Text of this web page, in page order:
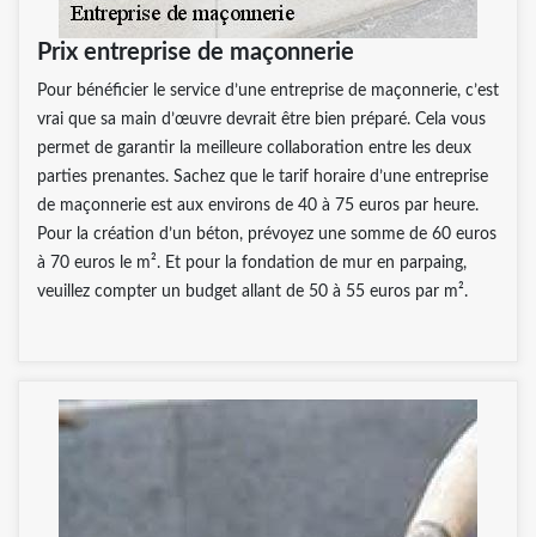
Prix entreprise de maçonnerie
Pour bénéficier le service d’une entreprise de maçonnerie, c’est
vrai que sa main d’œuvre devrait être bien préparé. Cela vous
permet de garantir la meilleure collaboration entre les deux
parties prenantes. Sachez que le tarif horaire d’une entreprise
de maçonnerie est aux environs de 40 à 75 euros par heure.
Pour la création d’un béton, prévoyez une somme de 60 euros
à 70 euros le m². Et pour la fondation de mur en parpaing,
veuillez compter un budget allant de 50 à 55 euros par m².